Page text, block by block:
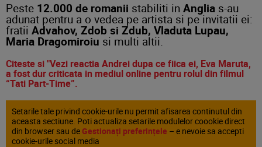
Peste 12.000 de romanii stabiliti in Anglia s-au
adunat pentru a o vedea pe artista si pe invitatii ei:
fratii Advahov, Zdob si Zdub, Vladuta Lupau,
Maria Dragomiroiu si multi altii.
Citeste si "Vezi reactia Andrei dupa ce fiica ei, Eva Maruta,
a fost dur criticata in mediul online pentru rolul din filmul
“Tati Part-Time”.
Setarile tale privind cookie-urile nu permit afisarea continutul din
aceasta sectiune. Poti actualiza setarile modulelor coookie direct
din browser sau de Gestionați preferințele – e nevoie sa accepti
cookie-urile social media